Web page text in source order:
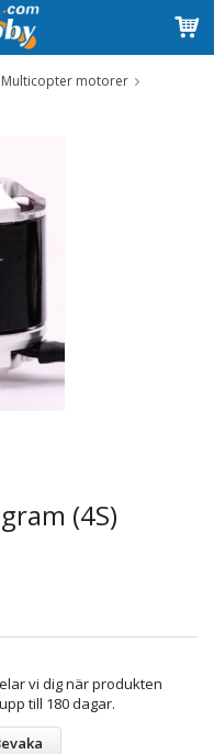
Multicopter motorer
(4S)
vi dig när produkten
till 180 dagar.